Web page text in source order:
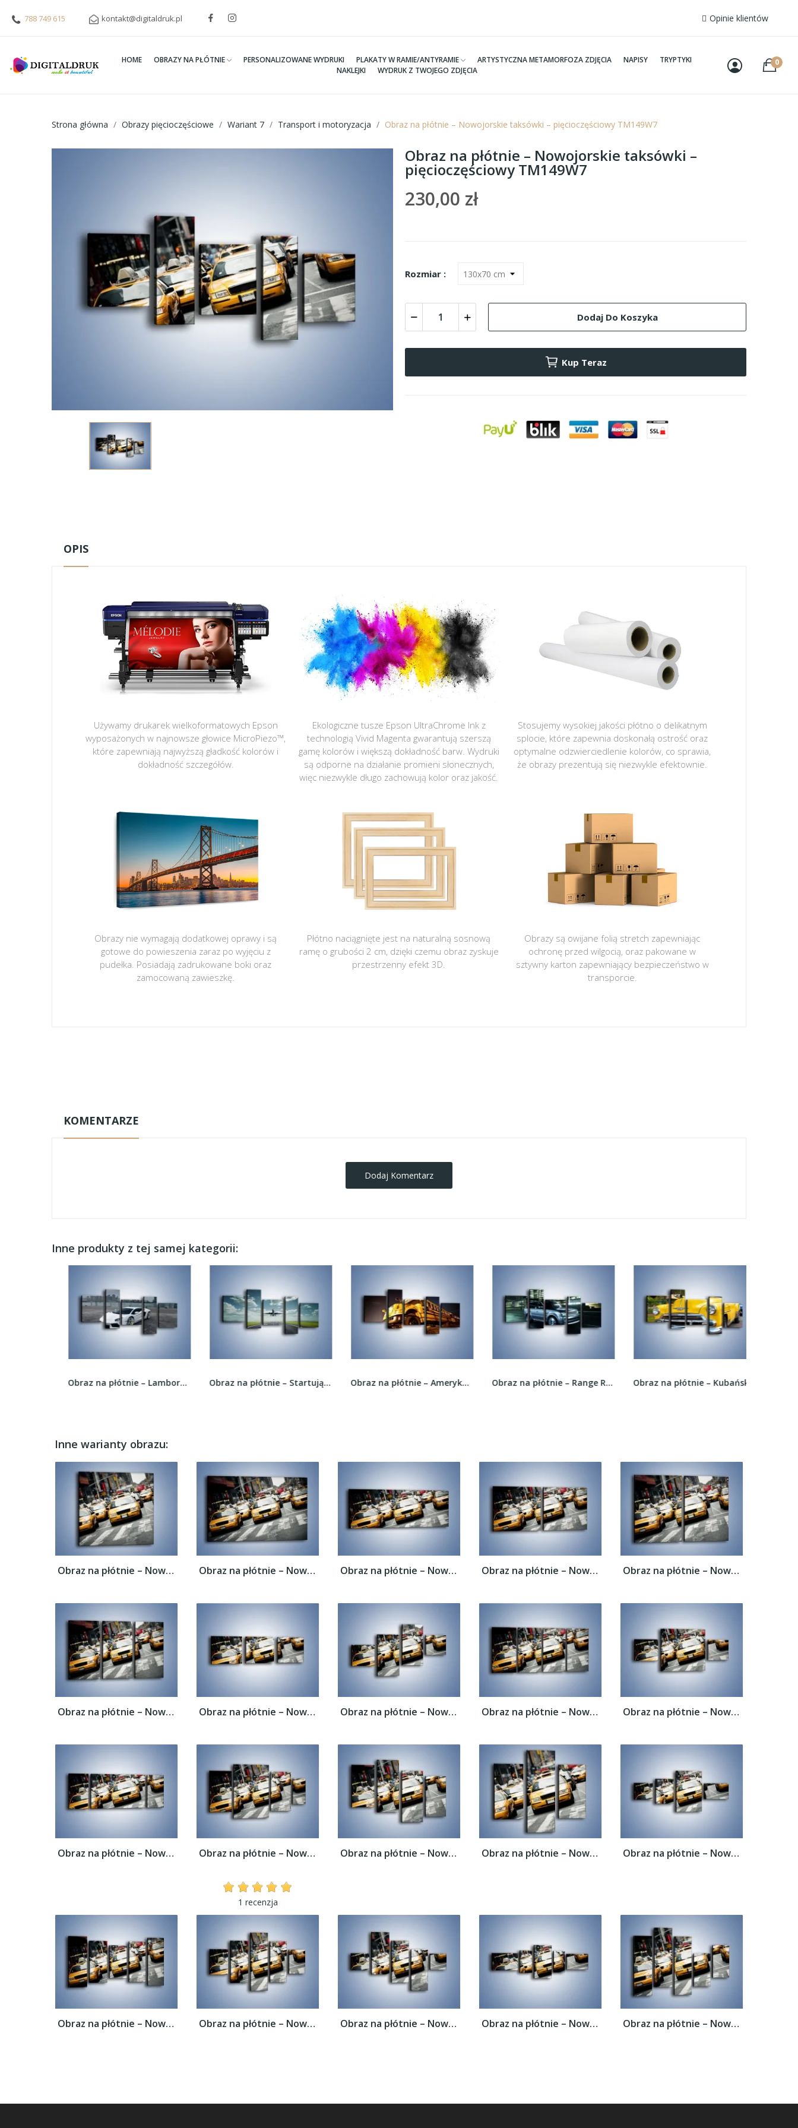
788 749 615 kontakt@digitaldruk.pl Opinie klientów
HOME OBRAZY NA PŁÓTNIE PERSONALIZOWANE WYDRUKI PLAKATY W RAMIE/ANTYRAMIE ARTYSTYCZNA METAMORFOZA ZDJĘCIA NAPISY
TRYPTYKI
NAKLEJKI
WYDRUK Z TWOJEGO ZDJĘCIA
0
Strona główna Obrazy pięcioczęściowe Wariant 7 Transport i motoryzacja Obraz na płótnie – Nowojorskie taksówki – pięcioczęściowy TM149W7
Obraz na płótnie – Nowojorskie taksówki –
pięcioczęściowy TM149W7
230,00 zł
Rozmiar :
Dodaj Do Koszyka
Kup Teraz
OPIS
Używamy drukarek wielkoformatowych Epson
wyposażonych w najnowsze głowice MicroPiezo™,
które zapewniają najwyższą gładkość kolorów i
dokładność szczegółów.
Ekologiczne tusze Epson UltraChrome Ink z
technologią Vivid Magenta gwarantują szerszą
gamę kolorów i większą dokładność barw. Wydruki
są odporne na działanie promieni słonecznych,
więc niezwykle długo zachowują kolor oraz jakość.
Stosujemy wysokiej jakości płótno o delikatnym
splocie, które zapewnia doskonałą ostrość oraz
optymalne odzwierciedlenie kolorów, co sprawia,
że obrazy prezentują się niezwykle efektownie.
Obrazy nie wymagają dodatkowej oprawy i są
gotowe do powieszenia zaraz po wyjęciu z
pudełka. Posiadają zadrukowane boki oraz
zamocowaną zawieszkę.
Płótno naciągnięte jest na naturalną sosnową
ramę o grubości 2 cm, dzięki czemu obraz zyskuje
przestrzenny efekt 3D.
Obrazy są owijane folią stretch zapewniając
ochronę przed wilgocią, oraz pakowane w
sztywny karton zapewniający bezpieczeństwo w
transporcie.
KOMENTARZE
Dodaj Komentarz
Inne produkty z tej samej kategorii:
Obraz na płótnie – Lamborghini Aventador na tle... Obraz na płótnie – Startujący samolot –... Obraz na płótnie – Amerykański School Bus –... Obraz na płótnie – Range Rover 5.0 V8... Obraz na płótnie – Kubańska taksówka na Hawanie...
Inne warianty obrazu:
Obraz na płótnie – Nowojorskie taksówki –... Obraz na płótnie – Nowojorskie taksówki –... Obraz na płótnie – Nowojorskie taksówki –... Obraz na płótnie – Nowojorskie taksówki –... Obraz na płótnie – Nowojorskie taksówki –...
Obraz na płótnie – Nowojorskie taksówki –... Obraz na płótnie – Nowojorskie taksówki –... Obraz na płótnie – Nowojorskie taksówki –... Obraz na płótnie – Nowojorskie taksówki –... Obraz na płótnie – Nowojorskie taksówki –...
Obraz na płótnie – Nowojorskie taksówki –... Obraz na płótnie – Nowojorskie taksówki –...
1 recenzja
Obraz na płótnie – Nowojorskie taksówki –... Obraz na płótnie – Nowojorskie taksówki –... Obraz na płótnie – Nowojorskie taksówki –...
Obraz na płótnie – Nowojorskie taksówki –... Obraz na płótnie – Nowojorskie taksówki –... Obraz na płótnie – Nowojorskie taksówki –... Obraz na płótnie – Nowojorskie taksówki –... Obraz na płótnie – Nowojorskie taksówki –...